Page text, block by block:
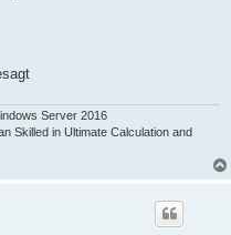
Server 2016
Skilled in Ultimate Calculation and